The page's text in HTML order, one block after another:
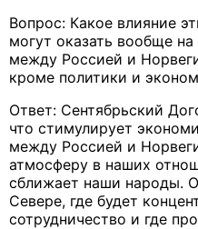
Вопрос: Какое влияние
могут оказать вообще
между Россией и
кроме политики и
Ответ: Сентябрьский
что стимулирует
между Россией и
атмосферу в наших
сближает наши народы.
Севере, где будет
сотрудничество и где